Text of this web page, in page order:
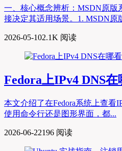
一、核心概念辨析：MSDN原版
接决定其适用场景。1. MSDN原
2026-05-102.1K 阅读
Fedora上IPv4 DNS
本文介绍了在Fedora系统上查
使用命令行还是图形界面，都...
2026-06-22196 阅读